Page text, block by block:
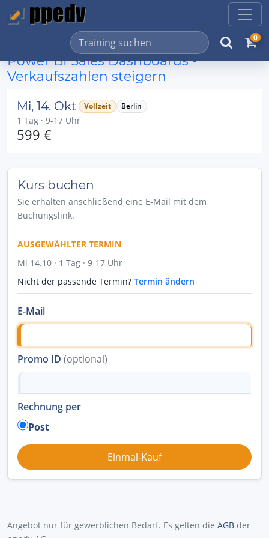
0
Power BI Sales Dashboards -
Verkaufszahlen steigern
Mi, 14. Okt Vollzeit Berlin
1 Tag · 9-17 Uhr
599 €
Kurs buchen
Sie erhalten anschließend eine E-Mail mit dem
Buchungslink.
AUSGEWÄHLTER TERMIN
Mi 14.10 · 1 Tag · 9-17 Uhr
Nicht der passende Termin? Termin ändern
E-Mail
Promo ID (optional)
Rechnung per
Post
Angebot nur für gewerblichen Bedarf. Es gelten die AGB der